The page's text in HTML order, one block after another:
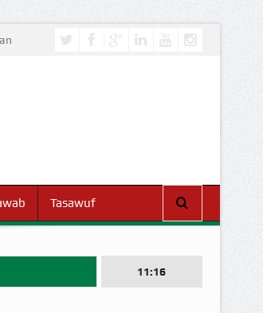
Tasawuf
11:16